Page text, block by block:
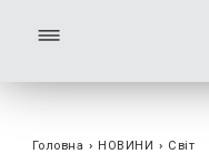
Головна › НОВИНИ › Світ